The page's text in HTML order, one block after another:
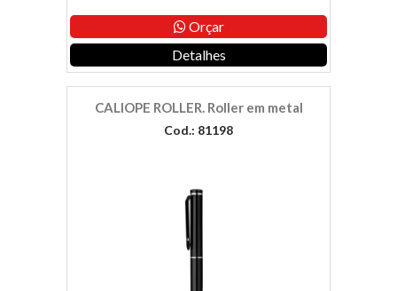
Orçar
Detalhes
CALIOPE ROLLER. Roller em metal
Cod.: 81198